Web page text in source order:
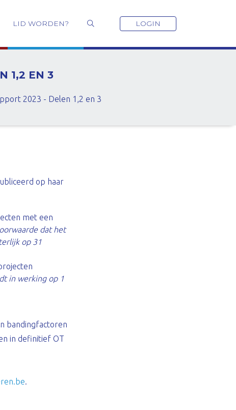
LID WORDEN? LOGIN
1,2 EN 3
2023 - Delen 1,2 en 3
op haar
met een
dat het
op 31
in werking op 1
bandingfactoren
in definitief OT
.